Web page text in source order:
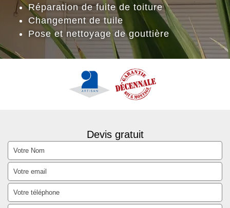
Réparation de fuite de toiture
Changement de tuile
Pose et nettoyage de gouttière
Devis gratuit